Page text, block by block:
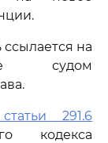
на
судом
291.6
кодекса